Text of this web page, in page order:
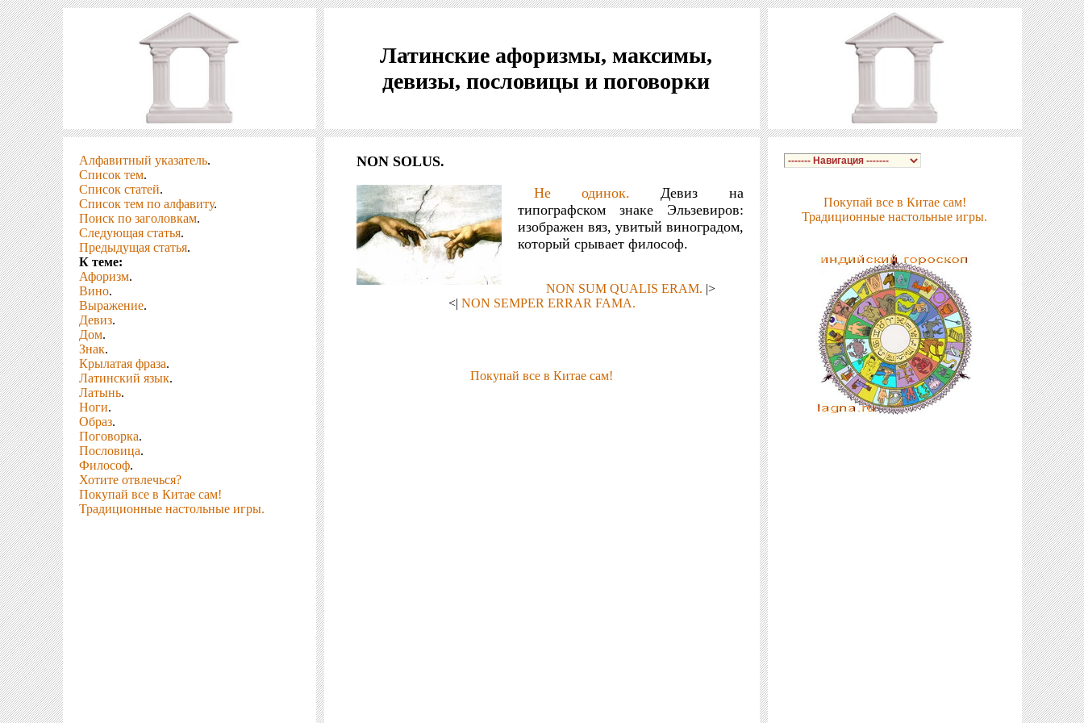
Латинские афоризмы, максимы,
девизы, пословицы и поговорки
Алфавитный указатель.
Список тем.
Список статей.
Список тем по алфавиту.
Поиск по заголовкам.
Следующая статья.
Предыдущая статья.
К теме:
Афоризм.
Вино.
Выражение.
Девиз.
Дом.
Знак.
Крылатая фраза.
Латинский язык.
Латынь.
Ноги.
Образ.
Поговорка.
Пословица.
Философ.
Хотите отвлечься?
Покупай все в Китае сам!
Традиционные настольные игры.
NON SOLUS.
Не одинок. Девиз на
типографском знаке Эльзевиров:
изображен вяз, увитый виноградом,
который срывает философ.
NON SUM QUALIS ERAM. |>
<| NON SEMPER ERRAR FAMA.
Покупай все в Китае сам!
Покупай все в Китае сам!
Традиционные настольные игры.